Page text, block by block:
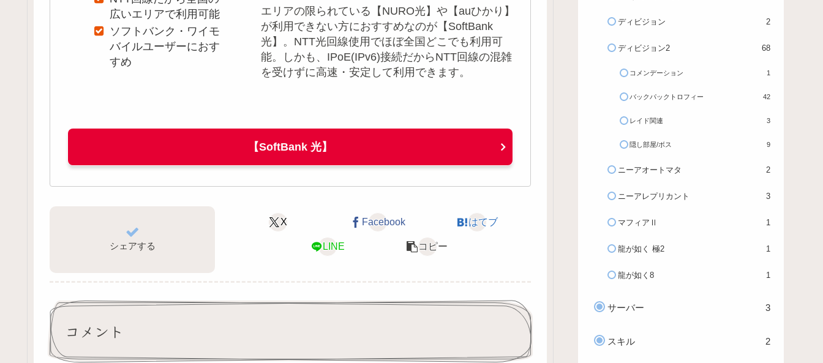
広いエリアで利用可能
ソフトバンク・ワイモ
バイルユーザーにおす
すめ
エリアの限られている【NURO光】や【auひかり】
が利用できない方におすすめなのが【SoftBank
光】。NTT光回線使用でほぼ全国どこでも利用可
能。しかも、IPoE(IPv6)接続だからNTT回線の混雑
を受けずに高速・安定して利用できます。
【SoftBank 光】
シェアする
X Facebook はてブ
LINE コピー
コメント
ディビジョン 2
ディビジョン2 68
コメンデーション 1
バックパックトロフィー 42
レイド関連 3
隠し部屋/ボス 9
ニーアオートマタ 2
ニーアレプリカント 3
マフィアⅡ 1
龍が如く 極2 1
龍が如く8 1
サーバー 3
スキル 2